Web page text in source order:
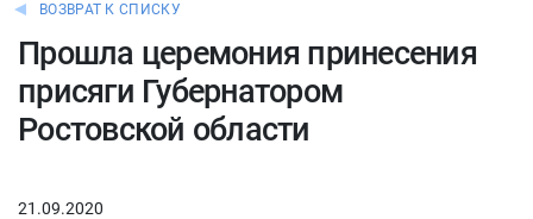
ВОЗВРАТ К СПИСКУ
Прошла церемония принесения
присяги Губернатором
Ростовской области
21.09.2020